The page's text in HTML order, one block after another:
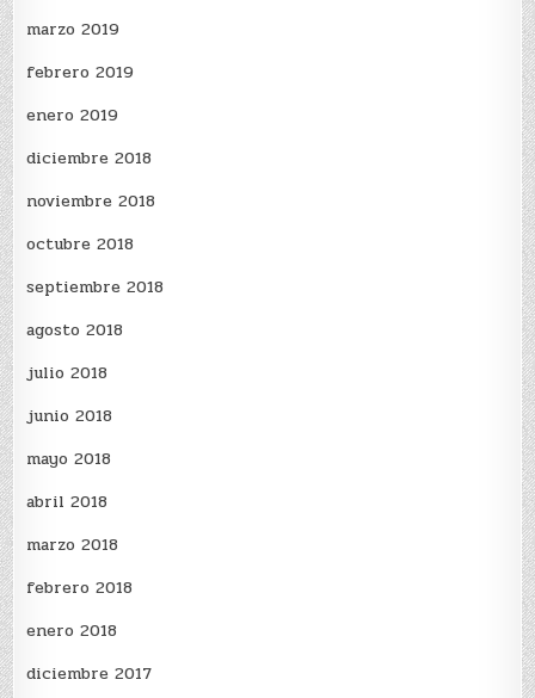
marzo 2019
febrero 2019
enero 2019
diciembre 2018
noviembre 2018
octubre 2018
septiembre 2018
agosto 2018
julio 2018
junio 2018
mayo 2018
abril 2018
marzo 2018
febrero 2018
enero 2018
diciembre 2017